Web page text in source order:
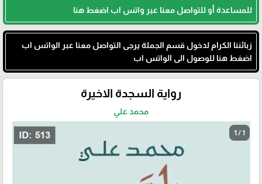
للمساعدة أو للتواصل معنا عبر واتس اب اضغط هنا
زبائننا الكرام لدخول قسم الجملة يرجى التواصل معنا عبر الواتس اب
اضغط هنا للوصول الى الواتس اب
رواية السجدة الاخيرة
محمد علي
1 / 1